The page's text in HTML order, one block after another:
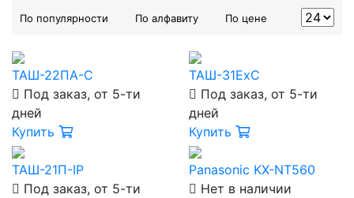
По популярности По алфавиту По цене
ТАШ-22ПА-С
Под заказ, от 5-ти
дней
Купить
ТАШ-31ExC
Под заказ, от 5-ти
дней
Купить
ТАШ-21П-IP
Под заказ, от 5-ти
Panasonic KX-NT560
Нет в наличии